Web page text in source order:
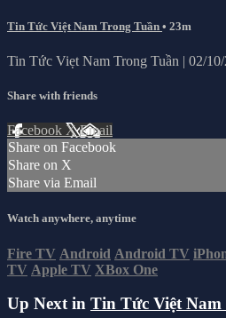
Tin Tức Việt Nam Trong Tuần • 23m
Tin Tức Viẹt Nam Trong Tuần | 02/10/
Share with friends
Facebook XEmail
Share on Facebook
Share on X
Share via Email
Watch anywhere, anytime
Fire TV Android Android TV
TV Apple TV XBox One
Up Next in Tin Tức Việt